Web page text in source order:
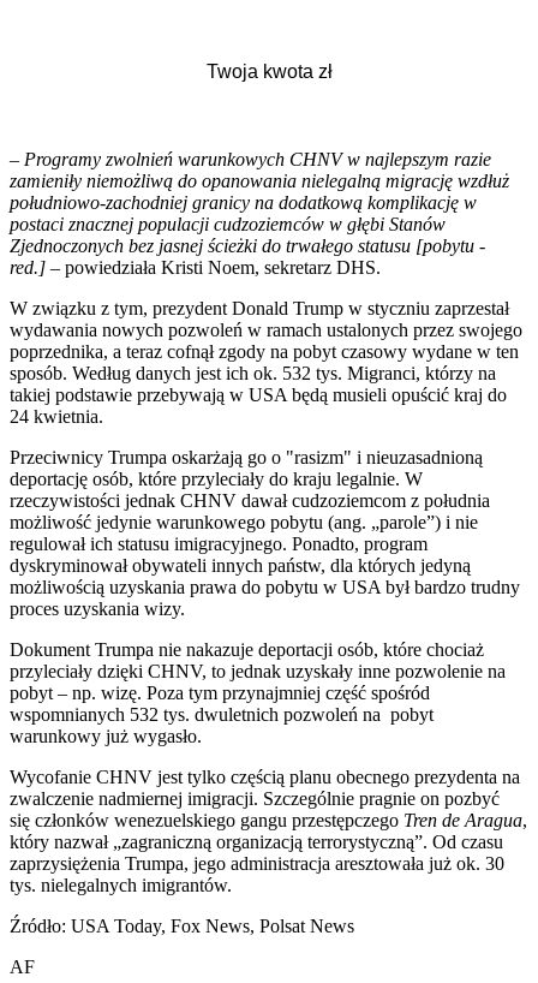
– Programy zwolnień warunkowych CHNV w najlepszym razie
zamieniły niemożliwą do opanowania nielegalną migrację wzdłuż
południowo-zachodniej granicy na dodatkową komplikację w
postaci znacznej populacji cudzoziemców w głębi Stanów
Zjednoczonych bez jasnej ścieżki do trwałego statusu [pobytu -
red.] – powiedziała Kristi Noem, sekretarz DHS.
W związku z tym, prezydent Donald Trump w styczniu zaprzestał
wydawania nowych pozwoleń w ramach ustalonych przez swojego
poprzednika, a teraz cofnął zgody na pobyt czasowy wydane w ten
sposób. Według danych jest ich ok. 532 tys. Migranci, którzy na
takiej podstawie przebywają w USA będą musieli opuścić kraj do
24 kwietnia.
Przeciwnicy Trumpa oskarżają go o "rasizm" i nieuzasadnioną
deportację osób, które przyleciały do kraju legalnie. W
rzeczywistości jednak CHNV dawał cudzoziemcom z południa
możliwość jedynie warunkowego pobytu (ang. „parole”) i nie
regulował ich statusu imigracyjnego. Ponadto, program
dyskryminował obywateli innych państw, dla których jedyną
możliwością uzyskania prawa do pobytu w USA był bardzo trudny
proces uzyskania wizy.
Dokument Trumpa nie nakazuje deportacji osób, które chociaż
przyleciały dzięki CHNV, to jednak uzyskały inne pozwolenie na
pobyt – np. wizę. Poza tym przynajmniej część spośród
wspomnianych 532 tys. dwuletnich pozwoleń na pobyt
warunkowy już wygasło.
Wycofanie CHNV jest tylko częścią planu obecnego prezydenta na
zwalczenie nadmiernej imigracji. Szczególnie pragnie on pozbyć
się członków wenezuelskiego gangu przestępczego Tren de Aragua,
który nazwał „zagraniczną organizacją terrorystyczną”. Od czasu
zaprzysiężenia Trumpa, jego administracja aresztowała już ok. 30
tys. nielegalnych imigrantów.
Źródło: USA Today, Fox News, Polsat News
AF